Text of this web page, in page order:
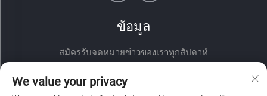
ข้อมูล
สมัครรับจดหมายข่าวของเราทุกสัปดาห์
We value your privacy